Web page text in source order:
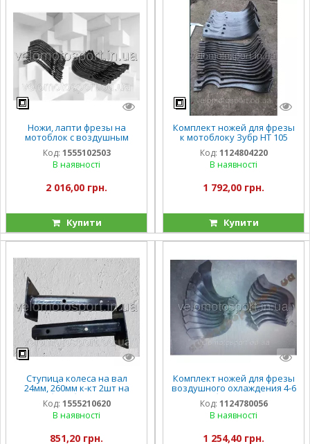
Ножи, лапти фрезы на
мотоблок с воздушным
охлаждением (36шт) на
мотоблок 9 лошадиных сил.
Код: 1555102503
В наявності
2 016,00 грн.
Купити
Комплект ножей для фрезы
к мотоблоку Зубр НТ 105
комплект 32 штук
Код: 1124804220
В наявності
1 792,00 грн.
Купити
Ступица колеса на вал
24мм, 260мм к-кт 2шт на
мотоблок бензиновый
Код: 1555210620
В наявності
851,20 грн.
Комплект ножей для фрезы
воздушного охлаждения 4-6
л.с мотоблока PS-Q70/PS-
Q74, длина 16см
Код: 1124780056
В наявності
1 254,40 грн.